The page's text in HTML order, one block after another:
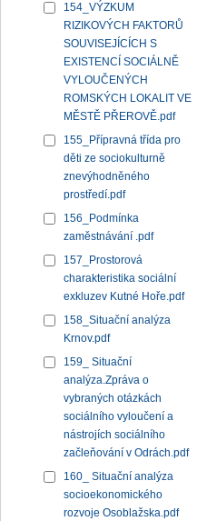
154_VÝZKUM
RIZIKOVÝCH FAKTORŮ
SOUVISEJÍCÍCH S
EXISTENCÍ SOCIÁLNĚ
VYLOUČENÝCH
ROMSKÝCH LOKALIT VE
MĚSTĚ PŘEROVĚ.pdf
155_Přípravná třída pro
děti ze sociokulturně
znevýhodněného
prostředí.pdf
156_Podmínka
zaměstnávání .pdf
157_Prostorová
charakteristika sociální
exkluzev Kutné Hoře.pdf
158_Situační analýza
Krnov.pdf
159_ Situační
analýza.Zpráva o
vybraných otázkách
sociálního vyloučení a
nástrojích sociálního
začleňování v Odrách.pdf
160_ Situační analýza
socioekonomického
rozvoje Osoblažska.pdf